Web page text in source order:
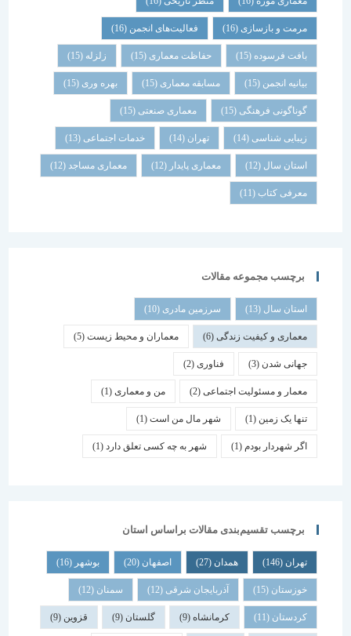
مرمت و بازسازی(16) فعالیت‌های انجمن(16)
بافت فرسوده (15) حفاظت معماری (15) زلزله
بیانیه انجمن(15) مسابقه معماری (15) بهره وری(15)
گوناگونی فرهنگی (15) معماری صنعتی(15)
زیبایی شناسی (14) تهران خدمات اجتماعی (13)
استان سال(12) معماری پایدار (12) معماری مساجد(12)
معرفی کتاب(11)
برچسب مجموعه مقالات
استان سال(13) سرزمین مادری(10)
معماری و کیفیت زندگی(6) معماران و محیط زیست(5)
جهانی شدن(3) فناوری (2)
معمار و مسئولیت اجتماعی (2) من و معماری (1)
تنها یک زمین(1) شهر مال من است(1)
اگر شهردار بودم (1) شهر به چه کسی تعلق دارد(1)
برچسب تقسیم‌بندی مقالات براساس استان
همدان اصفهان (20) بوشهر
خوزستان(15) آذربایجان شرقی(12) سمنان (12)
کردستان(11) کرمانشاه(9) گلستان (9) قزوین